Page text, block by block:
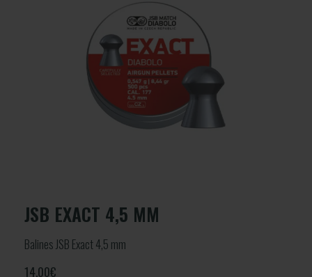
JSB EXACT 4,5 MM
Balines JSB Exact 4,5 mm
14,00€